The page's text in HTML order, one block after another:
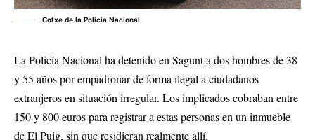
Cotxe de la Policia Nacional
La Policía Nacional ha detenido en Sagunt a dos hombres de 38
y 55 años por empadronar de forma ilegal a ciudadanos
extranjeros en situación irregular. Los implicados cobraban entre
150 y 800 euros para registrar a estas personas en un inmueble
de El Puig, sin que residieran realmente allí.